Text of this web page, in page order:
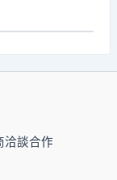
洽談合作